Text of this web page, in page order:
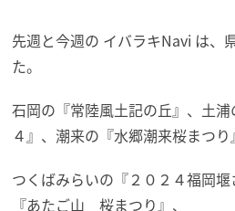
先週と今週の イバラキNavi は、
た。
石岡の『常陸風土記の丘』、土
４』、潮来の『水郷潮来桜まつり
つくばみらいの『２０２４福岡
『あたご山 桜まつり』、